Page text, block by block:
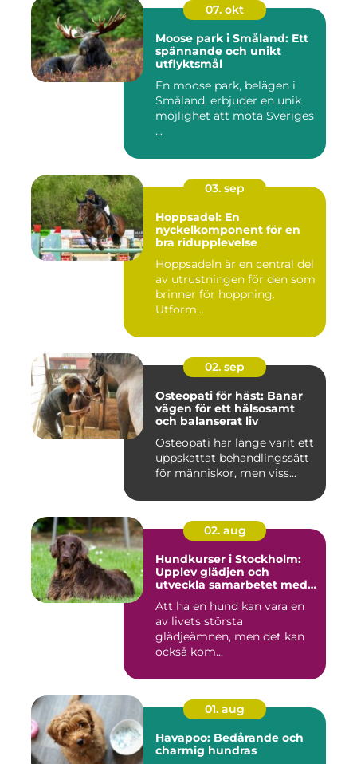
07. okt
Moose park i Småland: Ett
spännande och unikt
utflyktsmål
En moose park, belägen i
Småland, erbjuder en unik
möjlighet att möta Sveriges
...
03. sep
Hoppsadel: En
nyckelkomponent för en
bra ridupplevelse
Hoppsadeln är en central del
av utrustningen för den som
brinner för hoppning.
Utform...
02. sep
Osteopati för häst: Banar
vägen för ett hälsosamt
och balanserat liv
Osteopati har länge varit ett
uppskattat behandlingssätt
för människor, men viss...
02. aug
Hundkurser i Stockholm:
Upplev glädjen och
utveckla samarbetet med
Att ha en hund kan vara en
av livets största
glädjeämnen, men det kan
också kom...
01. aug
Havapoo: Bedårande och
charmig hundras